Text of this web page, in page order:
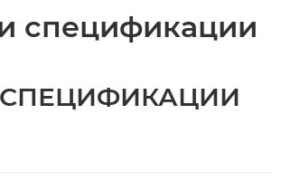
спецификации